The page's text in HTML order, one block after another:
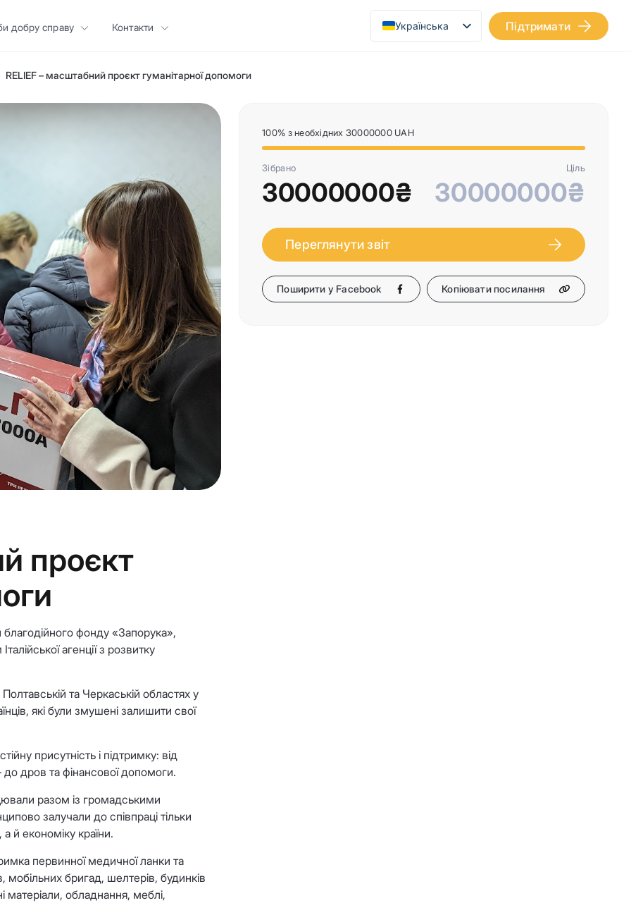
добру справу Контакти
Українська
Підтримати
RELIEF – масштабний проєкт гуманітарної допомоги
проєкт
фонду «Запорука»,
агенції з розвитку
та Черкаській областях у
які були змушені залишити свої
присутність і підтримку: від
до дров та фінансової допомоги.
разом із громадськими
залучали до співпраці тільки
й економіку країни.
первинної медичної ланки та
мобільних бригад, шелтерів, будинків
обладнання, меблі,
100% з необхідних 30000000 UAH
Зібрано
30000000₴
Ціль
30000000₴
Переглянути звіт
Поширити у Facebook Копіювати посилання